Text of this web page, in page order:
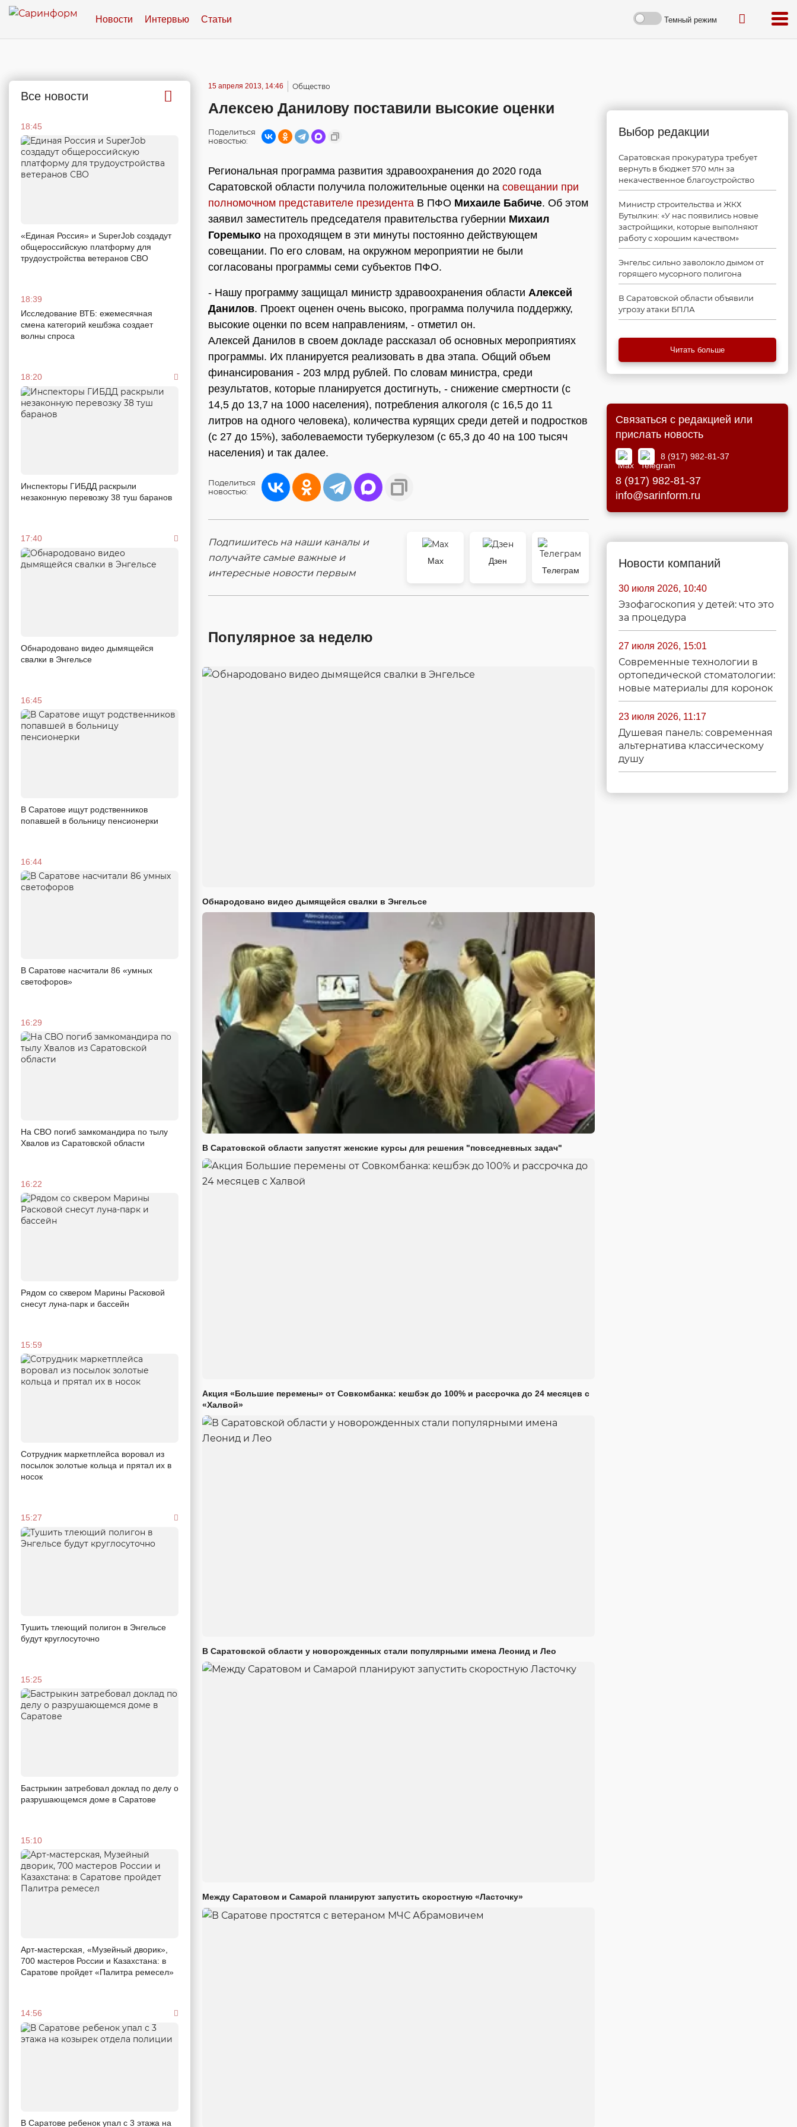
Новости Интервью Статьи Темный режим
Все новости
18:45
«Единая Россия» и SuperJob создадут
общероссийскую платформу для
трудоустройства ветеранов СВО
18:39
Исследование ВТБ: ежемесячная
смена категорий кешбэка создает
волны спроса
18:20
Инспекторы ГИБДД раскрыли
незаконную перевозку 38 туш баранов
17:40
Обнародовано видео дымящейся
свалки в Энгельсе
16:45
В Саратове ищут родственников
попавшей в больницу пенсионерки
16:44
В Саратове насчитали 86 «умных
светофоров»
16:29
На СВО погиб замкомандира по тылу
Хвалов из Саратовской области
16:22
Рядом со сквером Марины Расковой
снесут луна-парк и бассейн
15:59
Сотрудник маркетплейса воровал из
посылок золотые кольца и прятал их в
носок
15:27
Тушить тлеющий полигон в Энгельсе
будут круглосуточно
15:25
Бастрыкин затребовал доклад по делу о
разрушающемся доме в Саратове
15:10
Арт-мастерская, «Музейный дворик»,
700 мастеров России и Казахстана: в
Саратове пройдет «Палитра ремесел»
14:56
В Саратове ребенок упал с 3 этажа на
15 апреля 2013, 14:46 Общество
Алексею Данилову поставили высокие оценки
Поделиться
новостью:
Региональная программа развития здравоохранения до 2020 года
Саратовской области получила положительные оценки на совещании при
полномочном представителе президента В ПФО Михаиле Бабиче. Об этом
заявил заместитель председателя правительства губернии Михаил
Горемыко на проходящем в эти минуты постоянно действующем
совещании. По его словам, на окружном мероприятии не были
согласованы программы семи субъектов ПФО.
- Нашу программу защищал министр здравоохранения области Алексей
Данилов. Проект оценен очень высоко, программа получила поддержку,
высокие оценки по всем направлениям, - отметил он.
Алексей Данилов в своем докладе рассказал об основных мероприятиях
программы. Их планируется реализовать в два этапа. Общий объем
финансирования - 203 млрд рублей. По словам министра, среди
результатов, которые планируется достигнуть, - снижение смертности (с
14,5 до 13,7 на 1000 населения), потребления алкоголя (с 16,5 до 11
литров на одного человека), количества курящих среди детей и подростков
(с 27 до 15%), заболеваемости туберкулезом (с 65,3 до 40 на 100 тысяч
населения) и так далее.
Поделиться
новостью:
Подпишитесь на наши каналы и
получайте самые важные и
интересные новости первым
Max
Дзен
Телеграм
Популярное за неделю
Обнародовано видео дымящейся свалки в Энгельсе
В Саратовской области запустят женские курсы для решения "повседневных задач"
Акция «Большие перемены» от Совкомбанка: кешбэк до 100% и рассрочка до 24 месяцев с
«Халвой»
В Саратовской области у новорожденных стали популярными имена Леонид и Лео
Между Саратовом и Самарой планируют запустить скоростную «Ласточку»
Выбор редакции
Саратовская прокуратура требует
вернуть в бюджет 570 млн за
некачественное благоустройство
Министр строительства и ЖКХ
Бутылкин: «У нас появились новые
застройщики, которые выполняют
работу с хорошим качеством»
Энгельс сильно заволокло дымом от
горящего мусорного полигона
В Саратовской области объявили
угрозу атаки БПЛА
Читать больше
Связаться с редакцией или
прислать новость
8 (917) 982-81-37
8 (917) 982-81-37
info@sarinform.ru
Новости компаний
30 июля 2026, 10:40
Эзофагоскопия у детей: что это
за процедура
27 июля 2026, 15:01
Современные технологии в
ортопедической стоматологии:
новые материалы для коронок
23 июля 2026, 11:17
Душевая панель: современная
альтернатива классическому
душу